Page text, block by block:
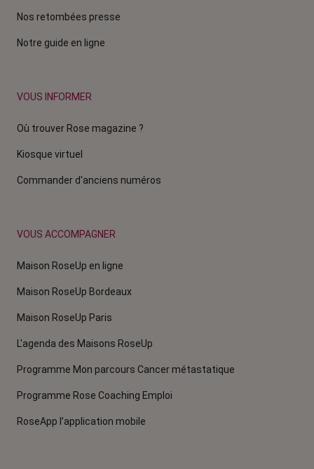
Nos retombées presse
Notre guide en ligne
VOUS INFORMER
Où trouver Rose magazine ?
Kiosque virtuel
Commander d'anciens numéros
VOUS ACCOMPAGNER
Maison RoseUp en ligne
Maison RoseUp Bordeaux
Maison RoseUp Paris
L'agenda des Maisons RoseUp
Programme Mon parcours Cancer métastatique
Programme Rose Coaching Emploi
RoseApp l’application mobile